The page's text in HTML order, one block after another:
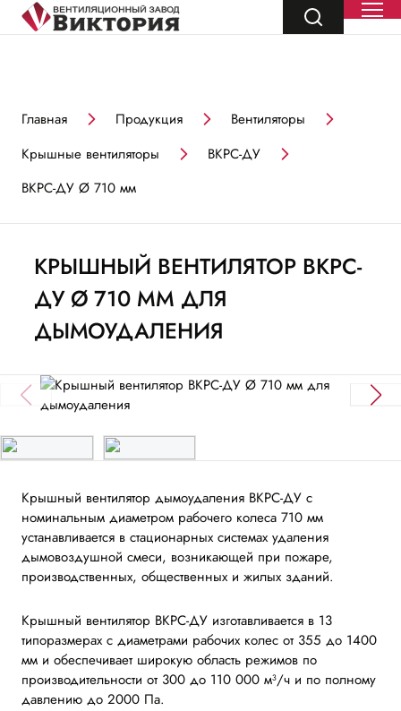
Главная Продукция
Вентиляторы
Крышные вентиляторы
ВКРС-ДУ
ВКРС-ДУ Ø 710 мм
КРЫШНЫЙ ВЕНТИЛЯТОР ВКРС-
ДУ Ø 710 ММ ДЛЯ
ДЫМОУДАЛЕНИЯ
Крышный вентилятор дымоудаления ВКРС-ДУ с
номинальным диаметром рабочего колеса 710 мм
устанавливается в стационарных системах удаления
дымовоздушной смеси, возникающей при пожаре,
производственных, общественных и жилых зданий.
Крышный вентилятор ВКРС-ДУ изготавливается в 13
типоразмерах с диаметрами рабочих колес от 355 до 1400
мм и обеспечивает широкую область режимов по
производительности от 300 до 110 000 м³/ч и по полному
давлению до 2000 Па.